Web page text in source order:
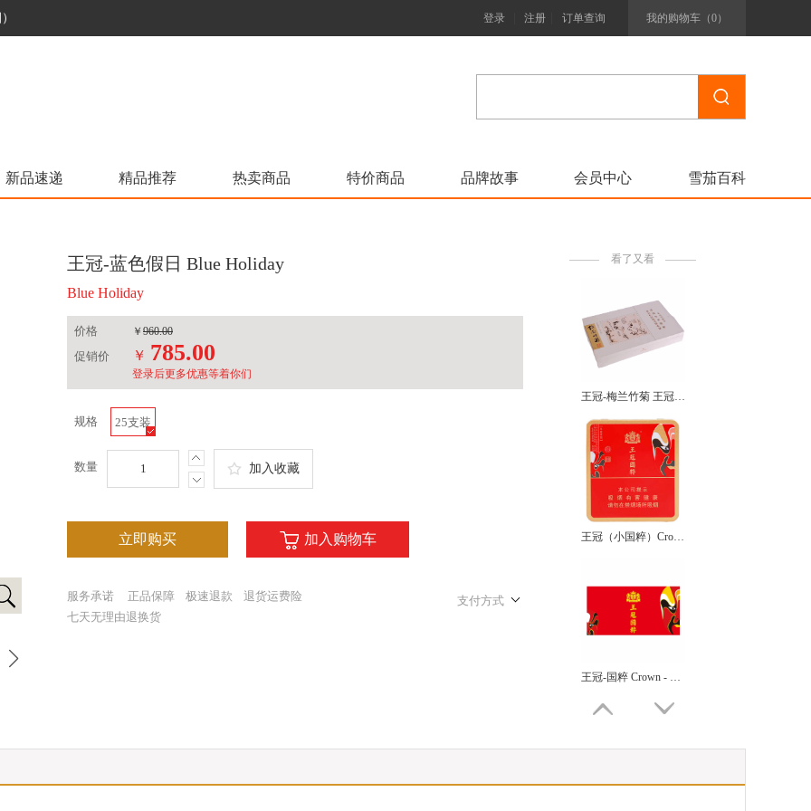
登录 注册 订单查询 我的购物车（0）
新品速递 精品推荐 热卖商品 特价商品 品牌故事 会员中心 雪茄百科
王冠-蓝色假日 Blue Holiday
Blue Holiday
价格 ￥ 960.00
促销价 ￥ 785.00
登录后更多优惠等着你们
规格 25支装
数量 加入收藏
立即购买 加入购物车
服务承诺 正品保障 极速退款
退货运费险
七天无理由退换货
支付方式
看了又看
王冠-梅兰竹菊 王冠（梅兰竹菊）WangguanMeilanzhuju
王冠（小国粹）Crown (Little National Essence)